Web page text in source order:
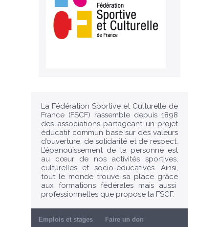
La Fédération Sportive et Culturelle de
France (FSCF) rassemble depuis 1898
des associations partageant un projet
éducatif commun basé sur des valeurs
d’ouverture, de solidarité et de respect.
L’épanouissement de la personne est
au cœur de nos activités sportives,
culturelles et socio-éducatives. Ainsi,
tout le monde trouve sa place grâce
aux formations fédérales mais aussi
professionnelles que propose la FSCF.
Emplois et stages Faire un don